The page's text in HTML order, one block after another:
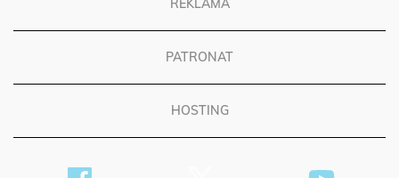
REKLAMA
PATRONAT
HOSTING